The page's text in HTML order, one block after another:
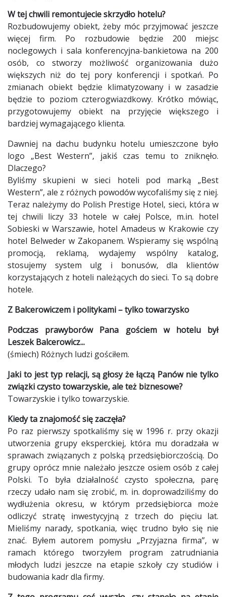
W tej chwili remontujecie skrzydło hotelu?
Rozbudowujemy obiekt, żeby móc przyjmować jeszcze
więcej firm. Po rozbudowie będzie 200 miejsc
noclegowych i sala konferencyjna-bankietowa na 200
osób, co stworzy możliwość organizowania dużo
większych niż do tej pory konferencji i spotkań. Po
zmianach obiekt będzie klimatyzowany i w zasadzie
będzie to poziom czterogwiazdkowy. Krótko mówiąc,
przygotowujemy obiekt na przyjęcie większego i
bardziej wymagającego klienta.
Dawniej na dachu budynku hotelu umieszczone było
logo „Best Western”, jakiś czas temu to zniknęło.
Dlaczego?
Byliśmy skupieni w sieci hoteli pod marką „Best
Western”, ale z różnych powodów wycofaliśmy się z niej.
Teraz należymy do Polish Prestige Hotel, sieci, która w
tej chwili liczy 33 hotele w całej Polsce, m.in. hotel
Sobieski w Warszawie, hotel Amadeus w Krakowie czy
hotel Belweder w Zakopanem. Wspieramy się wspólną
promocją, reklamą, wydajemy wspólny katalog,
stosujemy system ulg i bonusów, dla klientów
korzystających z hoteli należących do sieci. To są dobre
hotele.
Z Balcerowiczem i politykami – tylko towarzysko
Podczas prawyborów Pana gościem w hotelu był
Leszek Balcerowicz...
(śmiech) Różnych ludzi gościłem.
Jaki to jest typ relacji, są głosy że łączą Panów nie tylko
związki czysto towarzyskie, ale też biznesowe?
Towarzyskie i tylko towarzyskie.
Kiedy ta znajomość się zaczęła?
Po raz pierwszy spotkaliśmy się w 1996 r. przy okazji
utworzenia grupy eksperckiej, która mu doradzała w
sprawach związanych z polską przedsiębiorczością. Do
grupy oprócz mnie należało jeszcze osiem osób z całej
Polski. To była działalność czysto społeczna, parę
rzeczy udało nam się zrobić, m. in. doprowadziliśmy do
wydłużenia okresu, w którym przedsiębiorca może
odliczyć stratę inwestycyjną z trzech do pięciu lat.
Mieliśmy narady, spotkania, więc trudno było się nie
znać. Byłem autorem pomysłu „Przyjazna firma”, w
ramach którego tworzyłem program zatrudniania
młodych ludzi jeszcze na etapie szkoły czy studiów i
budowania kadr dla firmy.